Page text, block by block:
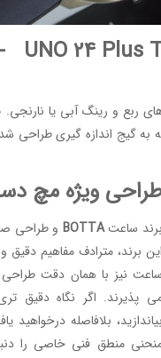
UNO 24 Plus
به گیج اندازه گیری
ویژه مچ
برند ساعتBOTTA و طراحی
این برند، مترادف مفاهیم
ساعت نیز با همان دقت
پذیرند. اگر نگاه دقیق
بیاندازید، بلافاصله درخواهید
منطق فنی خاصی را